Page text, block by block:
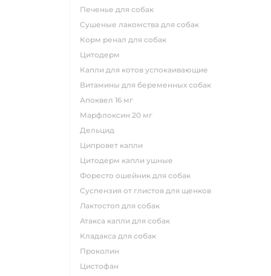
печенье для собак
сушеные лакомства для собак
корм ренал для собак
цитодерм
капли для котов успокаивающие
витамины для беременных собак
апоквел 16 мг
марфлоксин 20 мг
дельцид
ципровет капли
цитодерм капли ушные
форесто ошейник для собак
суспензия от глистов для щенков
лактостоп для собак
атакса капли для собак
кладакса для собак
проколин
цистофан